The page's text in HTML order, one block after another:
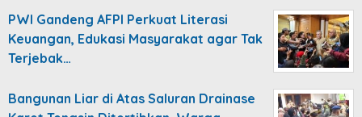
PWI Gandeng AFPI Perkuat Literasi
Keuangan, Edukasi Masyarakat agar Tak
Terjebak…
Bangunan Liar di Atas Saluran Drainase